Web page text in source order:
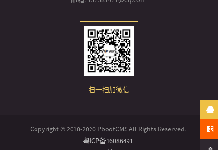
扫一扫加微信
Copyright © 2018-2020 PbootCMS All Rights Reserved.
粤ICP备16086491